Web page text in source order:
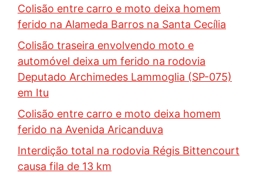
Colisão entre carro e moto deixa homem
ferido na Alameda Barros na Santa Cecília
Colisão traseira envolvendo moto e
automóvel deixa um ferido na rodovia
Deputado Archimedes Lammoglia (SP-075)
em Itu
Colisão entre carro e moto deixa homem
ferido na Avenida Aricanduva
Interdição total na rodovia Régis Bittencourt
causa fila de 13 km